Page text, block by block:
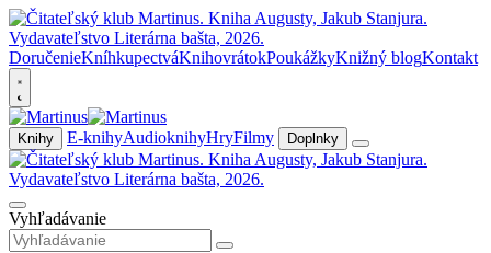
DoručenieKníhkupectváKnihovrátokPoukážkyKnižný blogKontakt
Knihy E-knihyAudioknihyHryFilmy Doplnky
Vyhľadávanie